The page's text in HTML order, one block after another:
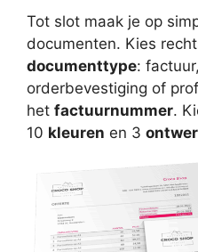
Tot slot maak je op
documenten. Kies
documenttype:
orderbevestiging of
het factuurnummer.
10 kleuren en 3